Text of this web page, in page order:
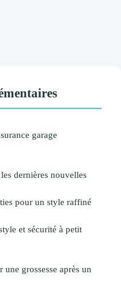
garage
dernières nouvelles
pour un style raffiné
et sécurité à petit
grossesse après un